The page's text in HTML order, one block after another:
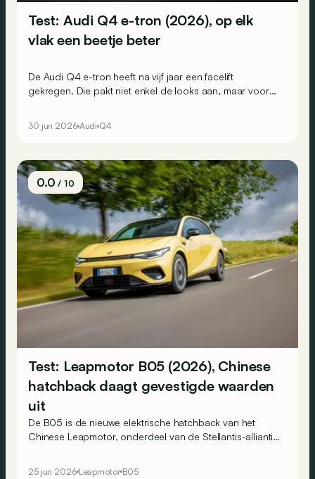
Test: Audi Q4 e-tron (2026), op elk
vlak een beetje beter
De Audi Q4 e-tron heeft na vijf jaar een facelift
gekregen. Die pakt niet enkel de looks aan, maar vooral
steeds sterkere concurrentie?
30 jun 2026 Audi Q4
0.0/ 10
Test: Leapmotor B05 (2026), Chinese
hatchback daagt gevestigde waarden
uit
De B05 is de nieuwe elektrische hatchback van het
Chinese Leapmotor, onderdeel van de Stellantis-alliantie.
25 jun 2026 Leapmotor B05